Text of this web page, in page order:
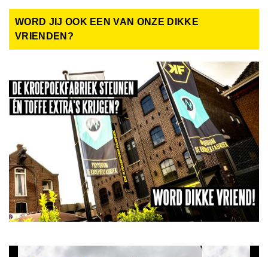
WORD JIJ OOK EEN VAN ONZE DIKKE
VRIENDEN?